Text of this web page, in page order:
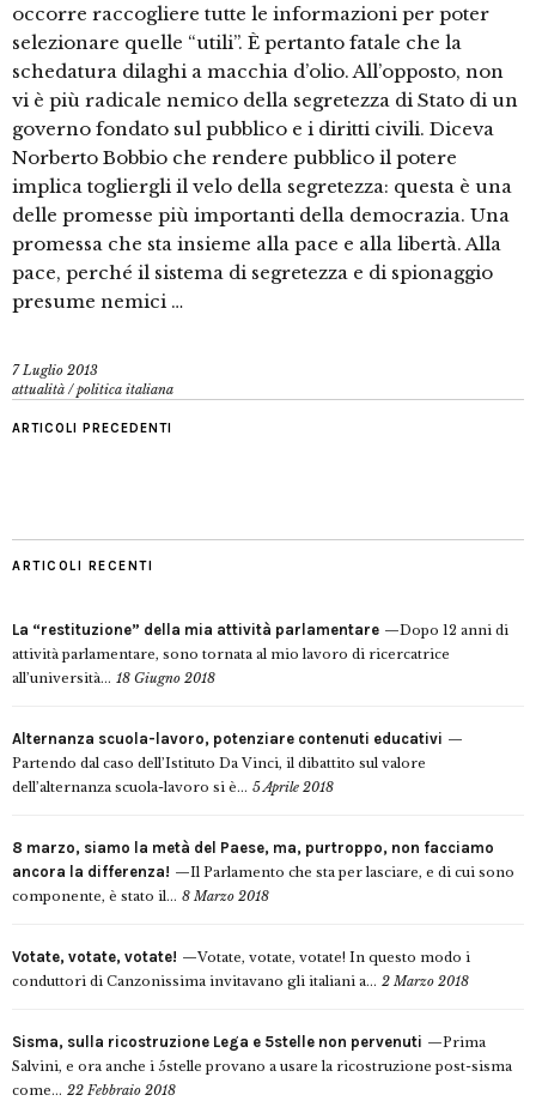
occorre raccogliere tutte le informazioni per poter
selezionare quelle “utili”. È pertanto fatale che la
schedatura dilaghi a macchia d’olio. All’opposto, non
vi è più radicale nemico della segretezza di Stato di un
governo fondato sul pubblico e i diritti civili. Diceva
Norberto Bobbio che rendere pubblico il potere
implica togliergli il velo della segretezza: questa è una
delle promesse più importanti della democrazia. Una
promessa che sta insieme alla pace e alla libertà. Alla
pace, perché il sistema di segretezza e di spionaggio
presume nemici …
7 Luglio 2013
attualità /politica italiana
ARTICOLI PRECEDENTI
ARTICOLI RECENTI
La “restituzione” della mia attività parlamentare
Dopo 12 anni di
attività parlamentare, sono tornata al mio lavoro di ricercatrice
all’università... 18 Giugno 2018
Alternanza scuola-lavoro, potenziare contenuti educativi
Partendo dal caso dell’Istituto Da Vinci, il dibattito sul valore
dell’alternanza scuola-lavoro si è... 5 Aprile 2018
8 marzo, siamo la metà del Paese, ma, purtroppo, non facciamo
ancora la differenza!
Il Parlamento che sta per lasciare, e di cui sono
componente, è stato il... 8 Marzo 2018
Votate, votate, votate!
Votate, votate, votate! In questo modo i
conduttori di Canzonissima invitavano gli italiani a... 2 Marzo 2018
Sisma, sulla ricostruzione Lega e 5stelle non pervenuti
Prima
Salvini, e ora anche i 5stelle provano a usare la ricostruzione post-sisma
come... 22 Febbraio 2018